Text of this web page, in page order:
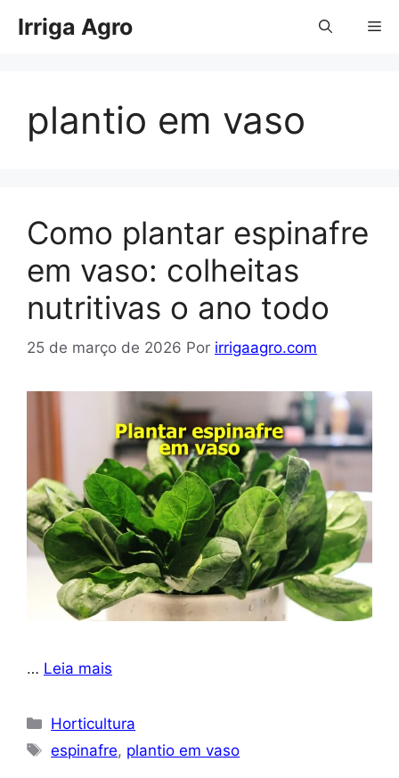
paraIrriga Agro
plantio em vaso
Como plantar espinafre
em vaso: colheitas
nutritivas o ano todo
25 de março de 2026 Por irrigaagro.com
… Leia mais
Categorias
Horticultura
Tags
espinafre, plantio em vaso